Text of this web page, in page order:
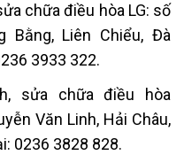
chữa điều hòa LG: số
Bằng, Liên Chiểu, Đà
3933 322.
sửa chữa điều hòa
Văn Linh, Hải Châu,
0236 3828 828.